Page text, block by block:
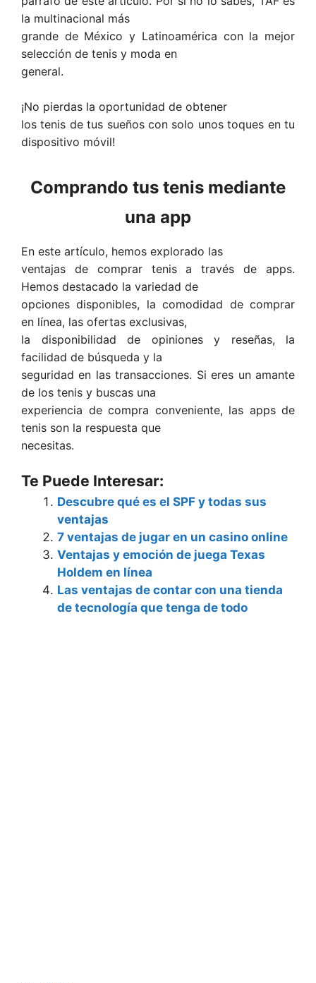
la multinacional más
grande de México y Latinoamérica con la mejor
selección de tenis y moda en
general.
¡No pierdas la oportunidad de obtener
los tenis de tus sueños con solo unos toques en tu
dispositivo móvil!
Comprando tus tenis mediante
una app
En este artículo, hemos explorado las
ventajas de comprar tenis a través de apps.
Hemos destacado la variedad de
opciones disponibles, la comodidad de comprar
en línea, las ofertas exclusivas,
la disponibilidad de opiniones y reseñas, la
facilidad de búsqueda y la
seguridad en las transacciones. Si eres un amante
de los tenis y buscas una
experiencia de compra conveniente, las apps de
tenis son la respuesta que
necesitas.
Te Puede Interesar:
Descubre qué es el SPF y todas sus
ventajas
7 ventajas de jugar en un casino online
Ventajas y emoción de juega Texas
Holdem en línea
Las ventajas de contar con una tienda
de tecnología que tenga de todo